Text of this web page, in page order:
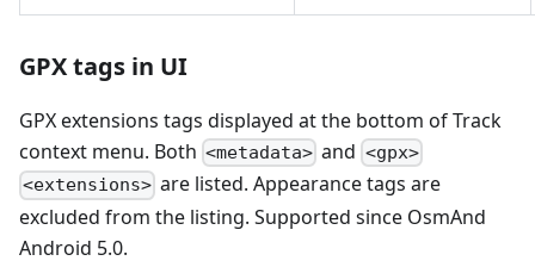
GPX tags in UI
GPX extensions tags displayed at the bottom of Track
context menu. Both <metadata> and <gpx>
<extensions> are listed. Appearance tags are
excluded from the listing. Supported since OsmAnd
Android 5.0.